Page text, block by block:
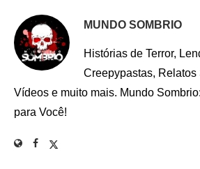
MUNDO SOMBRIO
Histórias de Terror,
Creepypastas, Relatos
Vídeos e muito mais. Mundo
para Você!